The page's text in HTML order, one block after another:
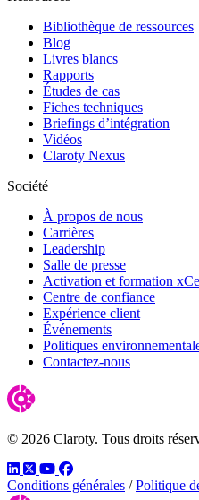
Bibliothèque de ressources
Blog
Livres blancs
Rapports
Études de cas
Fiches techniques
Briefings d’intégration
Vidéos
Claroty Nexus
Société
À propos de nous
Carrières
Leadership
Salle de presse
Activation et formation
Centre de confiance
Expérience client
Événements
Politiques
Contactez-nous
© 2026 Claroty. Tous droits
LinkedIn
TwitterYouTube
Facebook
Conditions générales / Politique